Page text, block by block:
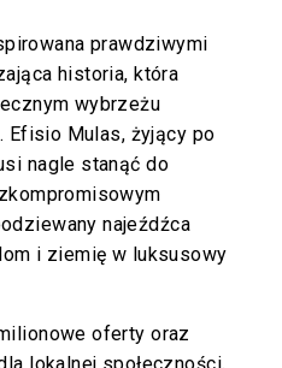
prawdziwymi
historia, która
wybrzeżu
Efisio Mulas, żyjący po
nagle stanąć do
najeźdźca
i ziemię w luksusowy
oferty oraz